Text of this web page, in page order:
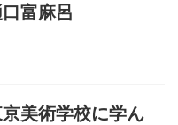
富麻呂
美術学校に学ん